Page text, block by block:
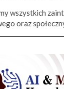
wszystkich
oraz